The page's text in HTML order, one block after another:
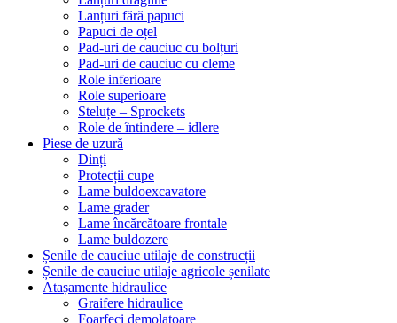
Lanțuri fără papuci
Papuci de oțel
Pad-uri de cauciuc cu bolțuri
Pad-uri de cauciuc cu cleme
Role inferioare
Role superioare
Steluțe – Sprockets
Role de întindere – idlere
Piese de uzură
Dinți
Protecții cupe
Lame buldoexcavatore
Lame grader
Lame încărcătoare frontale
Lame buldozere
Șenile de cauciuc utilaje de construcții
Șenile de cauciuc utilaje agricole șenilate
Atașamente hidraulice
Graifere hidraulice
Foarfeci demolatoare